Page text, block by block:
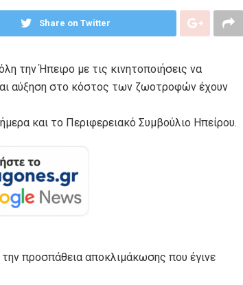
Share on Twitter
την Ήπειρο με τις κινητοποιήσεις να
αύξηση στο κόστος των ζωοτροφών έχουν
και το Περιφερειακό Συμβούλιο Ηπείρου.
προσπάθεια αποκλιμάκωσης που έγινε